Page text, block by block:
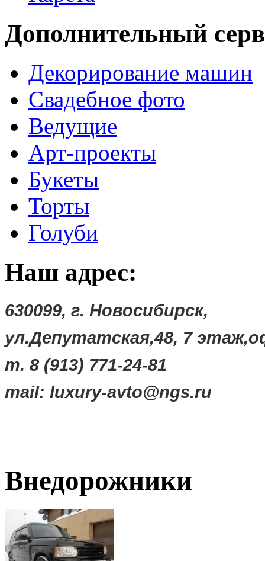
Дополнительный
Декорирование машин
Свадебное фото
Ведущие
Арт-проекты
Букеты
Торты
Голуби
Наш адрес:
630099, г. Новосибирск,
ул.Депутатская,48, 7
т. 8 (913) 771-24-81
mail: luxury-avto@ngs.ru
Внедорожники